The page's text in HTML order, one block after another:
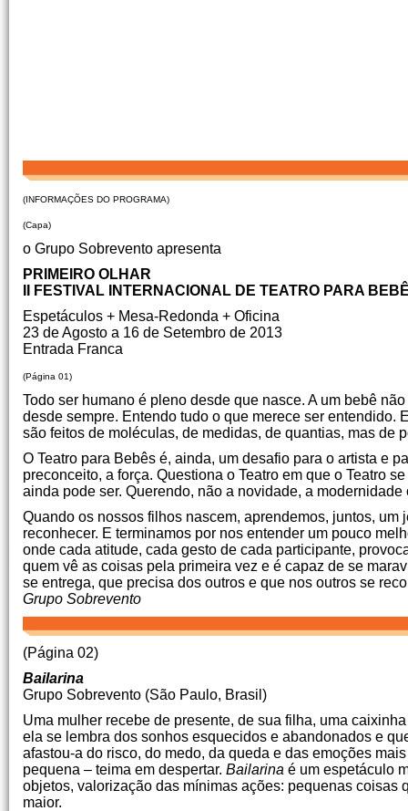
(INFORMAÇÕES DO PROGRAMA)
(Capa)
o Grupo Sobrevento apresenta
PRIMEIRO OLHAR
II FESTIVAL INTERNACIONAL DE TEATRO PARA
Espetáculos + Mesa-Redonda + Oficina
23 de Agosto a 16 de Setembro de 2013
Entrada Franca
(Página 01)
Todo ser humano é pleno desde que nasce. A um bebê
desde sempre. Entendo tudo o que merece ser entendido.
são feitos de moléculas, de medidas, de quantias, mas de
O Teatro para Bebês é, ainda, um desafio para o artista e
preconceito, a força. Questiona o Teatro em que o Teatro
ainda pode ser. Querendo, não a novidade, a
Quando os nossos filhos nascem, aprendemos, juntos,
reconhecer. E terminamos por nos entender um pouco
onde cada atitude, cada gesto de cada participante,
quem vê as coisas pela primeira vez e é capaz de se
se entrega, que precisa dos outros e que nos outros se
Grupo Sobrevento
(Página 02)
Bailarina
Grupo Sobrevento (São Paulo, Brasil)
Uma mulher recebe de presente, de sua filha, uma
ela se lembra dos sonhos esquecidos e abandonados e
afastou-a do risco, do medo, da queda e das emoções
pequena – teima em despertar. Bailarina é um espetáculo
objetos, valorização das mínimas ações: pequenas coisas
maior.